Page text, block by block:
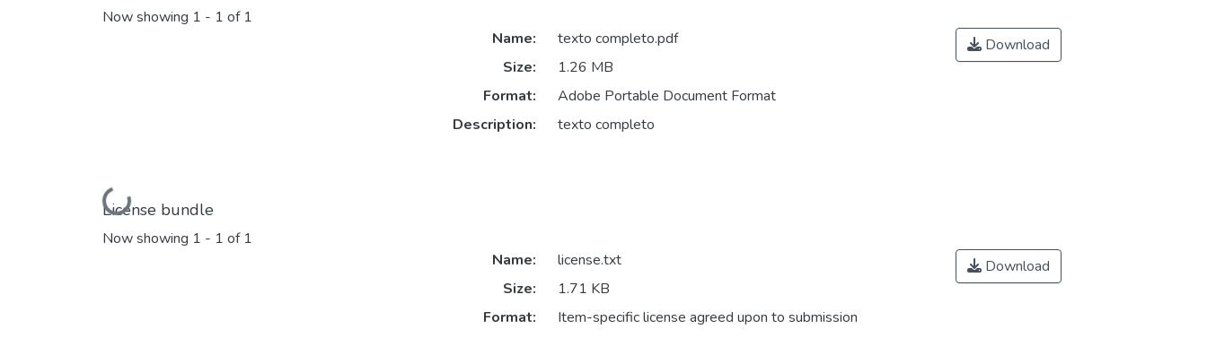
Now showing 1 - 1 of 1
Loading...
Name:
texto completo.pdf
Size:
1.26 MB
Format:
Adobe Portable Document Format
Description:
texto completo
Download
License bundle
Now showing 1 - 1 of 1
Name:
license.txt
Size:
1.71 KB
Format:
Item-specific license agreed upon to submission
Download